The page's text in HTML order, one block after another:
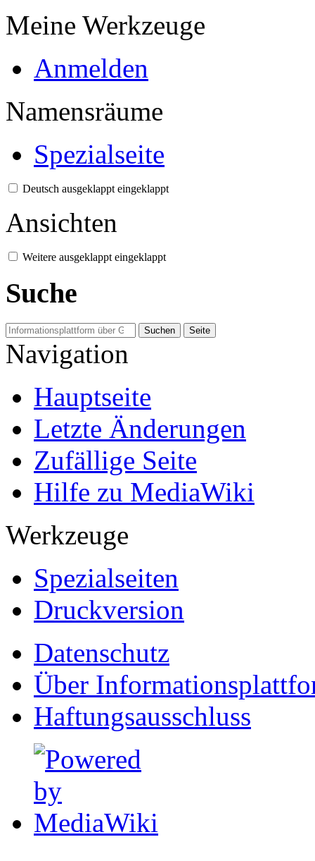
Meine Werkzeuge
Anmelden
Namensräume
Spezialseite
Deutsch ausgeklappt eingeklappt
Ansichten
Weitere ausgeklappt eingeklappt
Suche
Navigation
Hauptseite
Letzte Änderungen
Zufällige Seite
Hilfe zu MediaWiki
Werkzeuge
Spezialseiten
Druckversion
Datenschutz
Über
Haftungsausschluss